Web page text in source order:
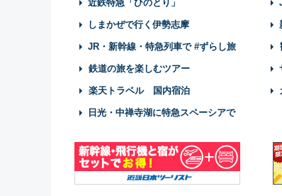
近鉄特急「ひのとり」
しまかぜで行く伊勢志摩
JR・新幹線・特急列車で #ずらし旅
鉄道の旅を楽しむツアー
楽天トラベル 国内宿泊
日光・中禅寺湖に特急スペーシアで